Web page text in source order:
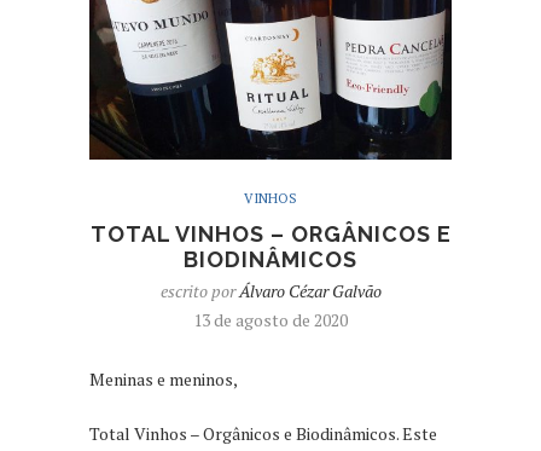
VINHOS
TOTAL VINHOS – ORGÂNICOS E
BIODINÂMICOS
escrito porÁlvaro Cézar Galvão
13 de agosto de 2020
Meninas e meninos,
Total Vinhos – Orgânicos e Biodinâmicos. Este